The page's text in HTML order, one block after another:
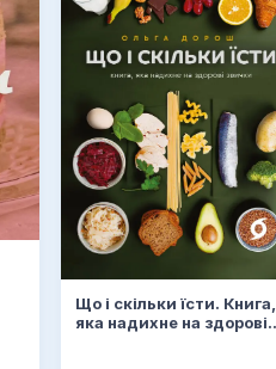
Що і скільки їсти. Книга,
яка надихне на здорові